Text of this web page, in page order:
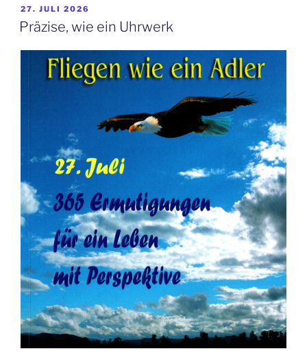
Wächters“
VERÖFFENTLICHT
AM
27. JULI 2026
Präzise, wie ein Uhrwerk